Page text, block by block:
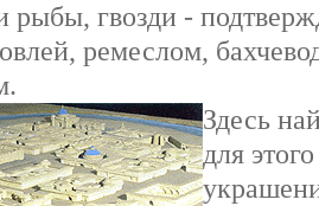
рыбы, гвозди -
ремеслом,
Здесь
для